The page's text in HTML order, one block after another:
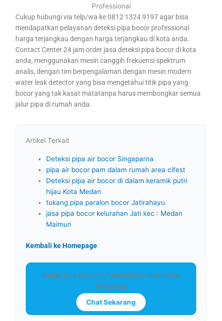
Professional
Cukup hubungi via telp/wa ke 0812 1324 9197 agar bisa
mendapatkan pelayanan deteksi pipa bocor professional
harga terjangkau dengan harga terjangkau di kota anda.
Contact Center 24 jam order jasa deteksi pipa bocor di kota
anda, menggunakan mesin canggih frekuensi spektrum
analis, dengan tim berpengalaman dengan mesin modern
water leak detector yang bisa mengetahui titik pipa yang
bocor yang tak kasat matatanpa harus membongkar semua
jalur pipa di rumah anda.
Artikel Terkait
Deteksi pipa air bocor Singaparna
pipa air bocor pam dalam rumah area cifest
Deteksi pipa air bocor di dalam keramik putri
hijau Kota Medan
tukang pipa paralon bocor Jatirahayu
jasa pipa bocor kelurahan Jati kec : Medan
Maimun
Kembali ke Homepage
Butuh jasa sekarang? Konsultasi GRATIS via
WhatsApp
Chat Sekarang